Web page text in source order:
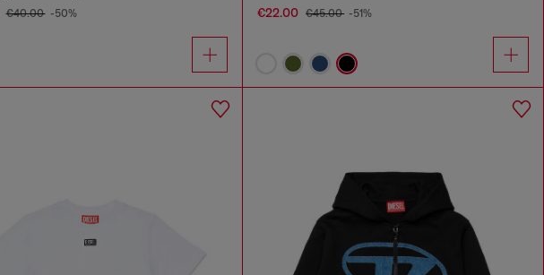
€40.00 -50% €22.00 €45.00 -51%